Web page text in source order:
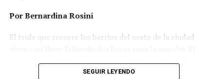
Ganar la vida: La historia de (no)
Su hijo Ciro tenía 120 veces más agrotóxicos que lo
Por Bernardina Rosini
El trole que recorre los barrios del oeste de la ciudad
Agostina Vega, 14 años. Era fácil intuir que será una
SEGUIR LEYENDO